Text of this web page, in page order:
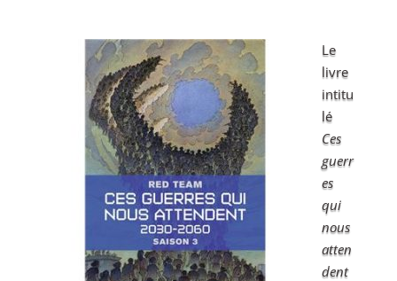
Le
livre
intitu
lé
Ces
guerr
es
qui
nous
atten
dent